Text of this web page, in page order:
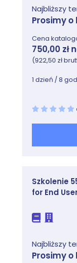
listy
Moduł
elementy
Budowa i
Automate
Typy
Przykłady
Najbliższy
Prosimy
Cena
750,00 zł
(922,50 zł
1 dzień / 8
Szkolenie
for End
Najbliższy
Prosimy